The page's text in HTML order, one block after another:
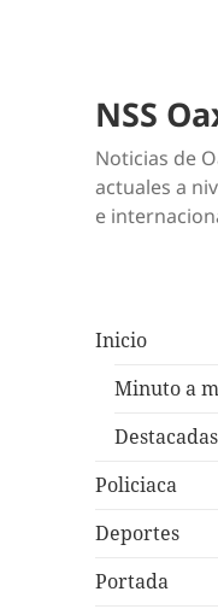
NSS
Noticias de
actuales a
e
Inicio
Minuto a
Destacadas
Policiaca
Deportes
Portada